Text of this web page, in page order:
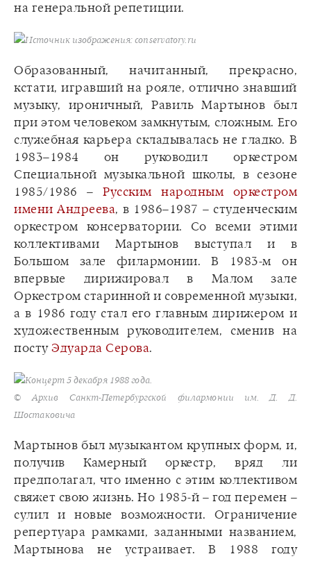
на генеральной репетиции.
Источник изображения: conservatory.ru
Образованный, начитанный, прекрасно,
кстати, игравший на рояле, отлично знавший
музыку, ироничный, Равиль Мартынов был
при этом человеком замкнутым, сложным. Его
служебная карьера складывалась не гладко. В
1983–1984 он руководил оркестром
Специальной музыкальной школы, в сезоне
1985/1986 – Русским народным оркестром
имени Андреева, в 1986–1987 – студенческим
оркестром консерватории. Со всеми этими
коллективами Мартынов выступал и в
Большом зале филармонии. В 1983-м он
впервые дирижировал в Малом зале
Оркестром старинной и современной музыки,
а в 1986 году стал его главным дирижером и
художественным руководителем, сменив на
посту Эдуарда Серова.
Концерт 5 декабря 1988 года.
© Архив Санкт-Петербургской филармонии им. Д. Д.
Шостаковича
Мартынов был музыкантом крупных форм, и,
получив Камерный оркестр, вряд ли
предполагал, что именно с этим коллективом
свяжет свою жизнь. Но 1985-й – год перемен –
сулил и новые возможности. Ограничение
репертуара рамками, заданными названием,
Мартынова не устраивает. В 1988 году